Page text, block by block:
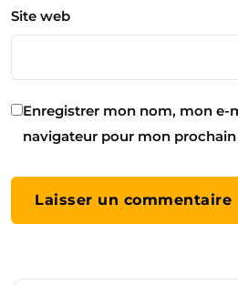
Site web
Enregistrer mon nom, mon e-
navigateur pour mon